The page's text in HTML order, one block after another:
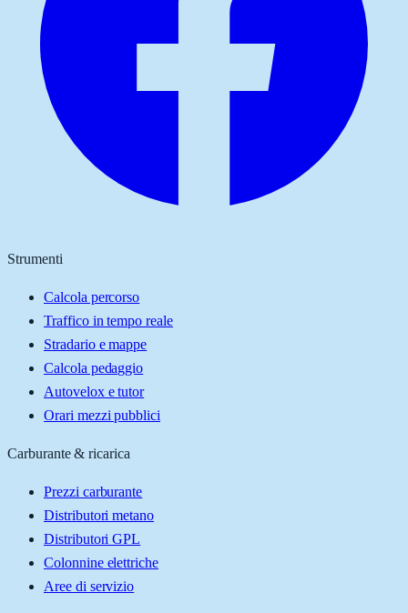
Strumenti
Calcola percorso
Traffico in tempo reale
Stradario e mappe
Calcola pedaggio
Autovelox e tutor
Orari mezzi pubblici
Carburante & ricarica
Prezzi carburante
Distributori metano
Distributori GPL
Colonnine elettriche
Aree di servizio